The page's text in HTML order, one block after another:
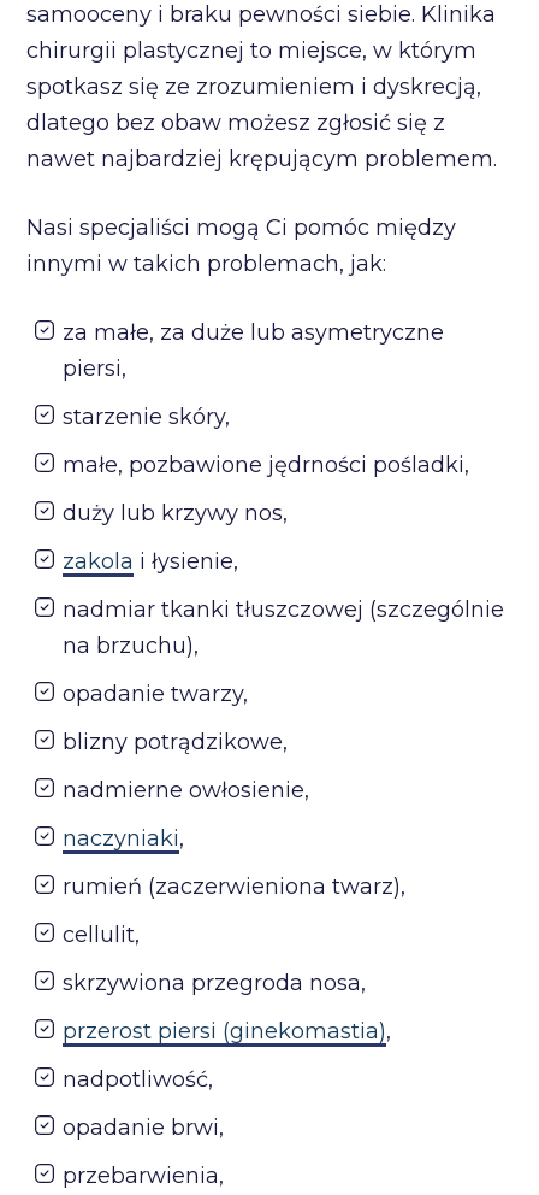
samooceny i braku pewności siebie. Klinika
chirurgii plastycznej to miejsce, w którym
spotkasz się ze zrozumieniem i dyskrecją,
dlatego bez obaw możesz zgłosić się z
nawet najbardziej krępującym problemem.
Nasi specjaliści mogą Ci pomóc między
innymi w takich problemach, jak:
za małe, za duże lub asymetryczne
piersi,
starzenie skóry,
małe, pozbawione jędrności pośladki,
duży lub krzywy nos,
zakola i łysienie,
nadmiar tkanki tłuszczowej (szczególnie
na brzuchu),
opadanie twarzy,
blizny potrądzikowe,
nadmierne owłosienie,
naczyniaki,
rumień (zaczerwieniona twarz),
cellulit,
skrzywiona przegroda nosa,
przerost piersi (ginekomastia),
nadpotliwość,
opadanie brwi,
przebarwienia,